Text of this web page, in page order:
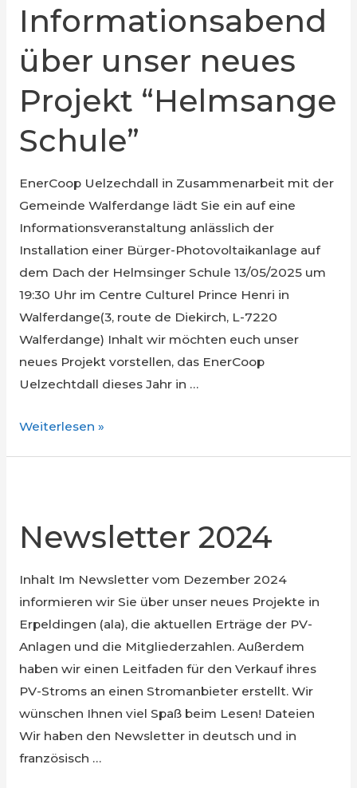
Informationsabend
über unser neues
Projekt “Helmsange
Schule”
EnerCoop Uelzechdall in Zusammenarbeit mit der
Gemeinde Walferdange lädt Sie ein auf eine
Informationsveranstaltung anlässlich der
Installation einer Bürger-Photovoltaikanlage auf
dem Dach der Helmsinger Schule 13/05/2025 um
19:30 Uhr im Centre Culturel Prince Henri in
Walferdange(3, route de Diekirch, L-7220
Walferdange) Inhalt wir möchten euch unser
neues Projekt vorstellen, das EnerCoop
Uelzechtdall dieses Jahr in …
Informationsabend
“Helmsange
Weiterlesen »
Newsletter 2024
Inhalt Im Newsletter vom Dezember 2024
informieren wir Sie über unser neues Projekte in
Erpeldingen (ala), die aktuellen Erträge der PV-
Anlagen und die Mitgliederzahlen. Außerdem
haben wir einen Leitfaden für den Verkauf ihres
PV-Stroms an einen Stromanbieter erstellt. Wir
wünschen Ihnen viel Spaß beim Lesen! Dateien
Wir haben den Newsletter in deutsch und in
französisch …